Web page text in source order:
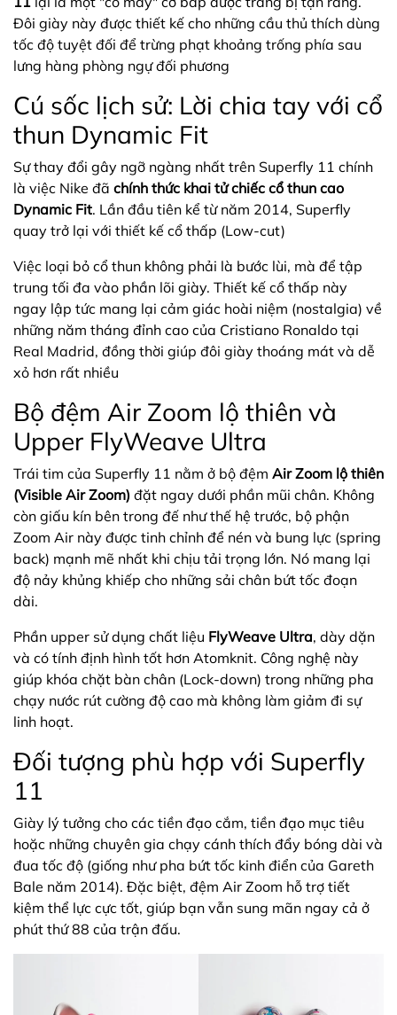
Đôi giày này được thiết kế cho những cầu thủ thích dùng
tốc độ tuyệt đối để trừng phạt khoảng trống phía sau
lưng hàng phòng ngự đối phương
Cú sốc lịch sử: Lời chia tay với cổ
thun Dynamic Fit
Sự thay đổi gây ngỡ ngàng nhất trên Superfly 11 chính
là việc Nike đã chính thức khai tử chiếc cổ thun cao
Dynamic Fit. Lần đầu tiên kể từ năm 2014, Superfly
quay trở lại với thiết kế cổ thấp (Low-cut)
Việc loại bỏ cổ thun không phải là bước lùi, mà để tập
trung tối đa vào phần lõi giày. Thiết kế cổ thấp này
ngay lập tức mang lại cảm giác hoài niệm (nostalgia) về
những năm tháng đỉnh cao của Cristiano Ronaldo tại
Real Madrid, đồng thời giúp đôi giày thoáng mát và dễ
xỏ hơn rất nhiều
Bộ đệm Air Zoom lộ thiên và
Upper FlyWeave Ultra
Trái tim của Superfly 11 nằm ở bộ đệm Air Zoom lộ thiên
(Visible Air Zoom) đặt ngay dưới phần mũi chân. Không
còn giấu kín bên trong đế như thế hệ trước, bộ phận
Zoom Air này được tinh chỉnh để nén và bung lực (spring
back) mạnh mẽ nhất khi chịu tải trọng lớn. Nó mang lại
độ nảy khủng khiếp cho những sải chân bứt tốc đoạn
dài.
Phần upper sử dụng chất liệu FlyWeave Ultra, dày dặn
và có tính định hình tốt hơn Atomknit. Công nghệ này
giúp khóa chặt bàn chân (Lock-down) trong những pha
chạy nước rút cường độ cao mà không làm giảm đi sự
linh hoạt.
Đối tượng phù hợp với Superfly
11
Giày lý tưởng cho các tiền đạo cắm, tiền đạo mục tiêu
hoặc những chuyên gia chạy cánh thích đẩy bóng dài và
đua tốc độ (giống như pha bứt tốc kinh điển của Gareth
Bale năm 2014). Đặc biệt, đệm Air Zoom hỗ trợ tiết
kiệm thể lực cực tốt, giúp bạn vẫn sung mãn ngay cả ở
phút thứ 88 của trận đấu.